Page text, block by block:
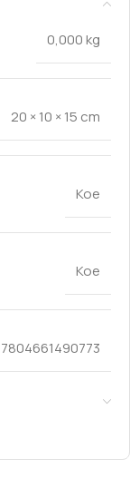
0,000 kg
20 × 10 × 15 cm
Koe
Koe
7804661490773